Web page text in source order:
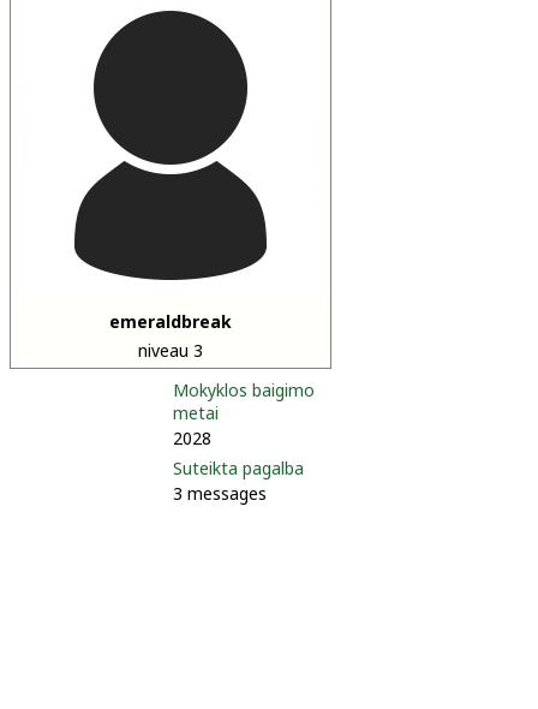
emeraldbreak
niveau 3
Mokyklos baigimo
metai
2028
Suteikta pagalba
3 messages